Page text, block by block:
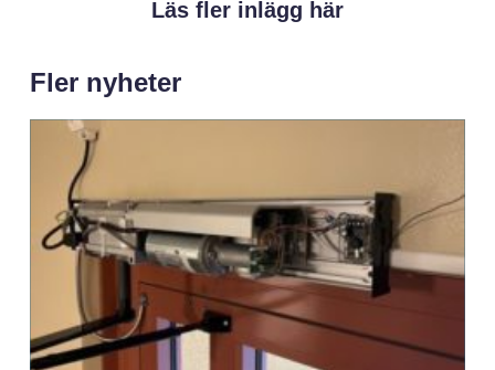
Läs fler inlägg här
Fler nyheter